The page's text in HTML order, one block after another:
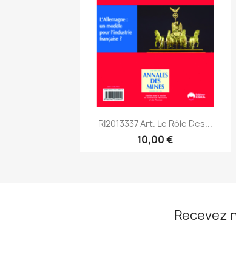
Aperçu rapide
RI2013337 Art. Le Rôle Des...
10,00 €
Recevez